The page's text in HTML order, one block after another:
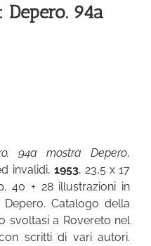
Depero. 94a
94a mostra Depero,
invalidi, 1953, 23,5 x 17
40 + 28 illustrazioni in
Catalogo della
svoltasi a Rovereto nel
scritti di vari autori.